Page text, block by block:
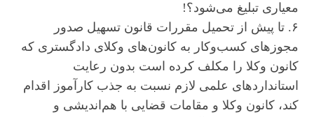
معیاری تبلیغ می‌شود؟!
۶. تا پیش از تحمیل مقررات قانون تسهیل صدور
مجوز‌های کسب‌وکار به کانون‌های وکلای دادگستری که
کانون وکلا را مکلف کرده است بدون رعایت
استاندارد‌های علمی لازم نسبت به جذب کارآموز اقدام
کند، کانون وکلا و مقامات قضایی با هم‌اندیشی و